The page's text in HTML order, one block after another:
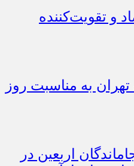
و تقویت‌کننده
به مناسبت روز
اربعین در